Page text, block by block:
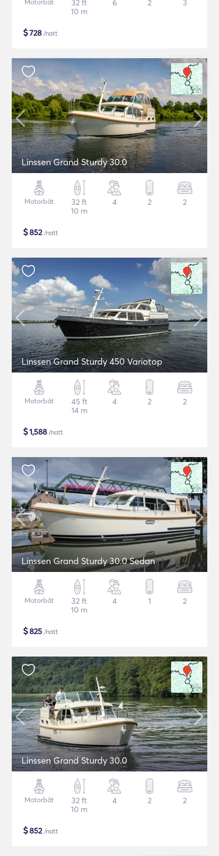
Motorbåt
32 ft
10 m
6 2 3
$728 /natt
Linssen Grand Sturdy 30.0
Motorbåt
32 ft
10 m
4 2 2
$852/natt
Linssen Grand Sturdy 450 Variotop
Motorbåt
45 ft
14 m
4 2 2
$1,588 /natt
Linssen Grand Sturdy 30.0 Sedan
Motorbåt
32 ft
10 m
4 1 2
$825 /natt
Linssen Grand Sturdy 30.0
Motorbåt
32 ft
10 m
4 2 2
$852/natt